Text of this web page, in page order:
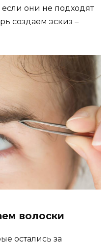
они не подходят
создаем эскиз –
волоски
остались за